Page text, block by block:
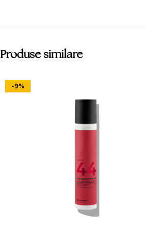
Produse similare
-9%